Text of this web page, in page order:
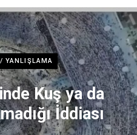
YANLIŞLAMA
Kuş ya da
İddiası